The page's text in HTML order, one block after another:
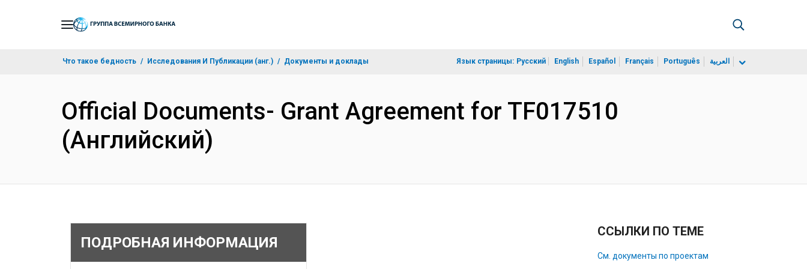
Что такое бедность Исследования И Публикации (анг.) Документы и доклады Язык страницы: Русский English Español Français Português العربية
Official Documents- Grant Agreement for TF017510
(Английский)
ПОДРОБНАЯ ИНФОРМАЦИЯ
ССЫЛКИ ПО ТЕМЕ
См. документы по проектам